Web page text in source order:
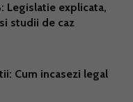
Legislatie explicata,
studii de caz
Cum incasezi legal